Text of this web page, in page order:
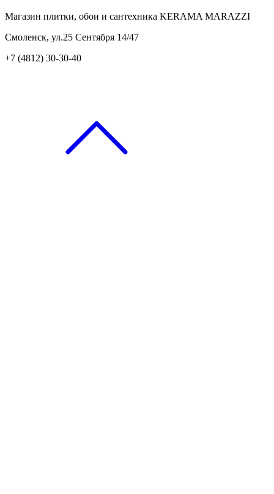
Магазин плитки, обои и сантехника KERAMA MARAZZI
Смоленск, ул.25 Сентября 14/47
+7 (4812) 30-30-40